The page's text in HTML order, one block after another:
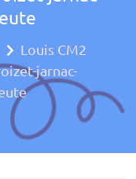
Louis CM2
jarnac-